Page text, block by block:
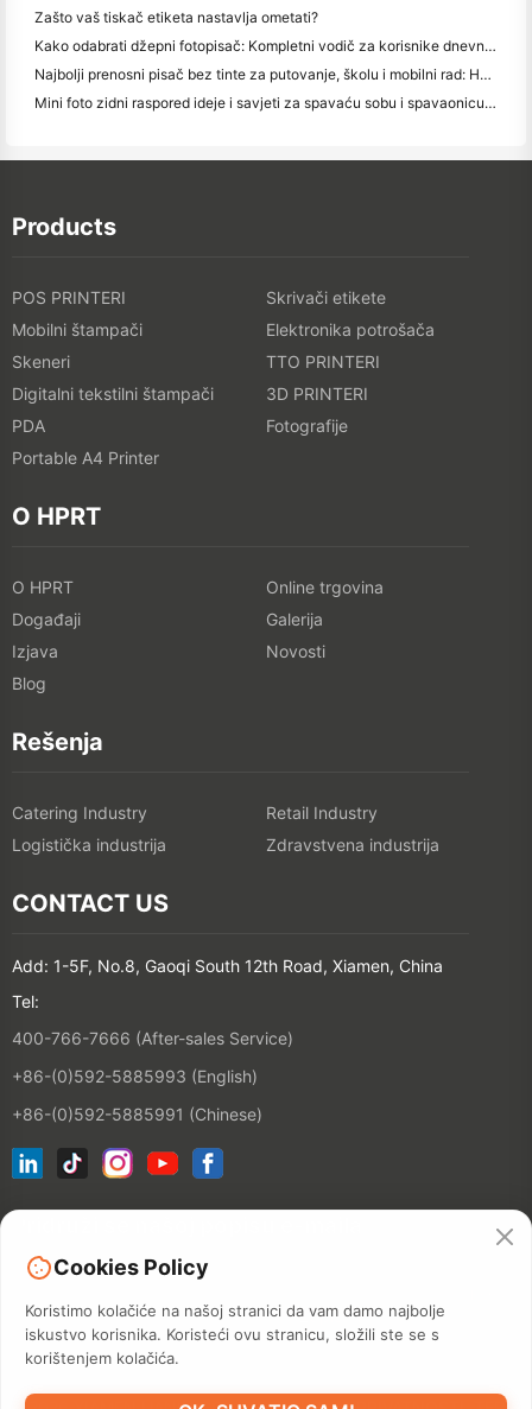
Zašto vaš tiskač etiketa nastavlja ometati?
Kako odabrati džepni fotopisač: Kompletni vodič za korisnike dnevnika, putovanja i iPhone-a
Najbolji prenosni pisač bez tinte za putovanje, školu i mobilni rad: Hanin MT620 Pro Pregled
Mini foto zidni raspored ideje i savjeti za spavaću sobu i spavaonicu ukras
Products
POS PRINTERI
Skrivači etikete
Mobilni štampači
Elektronika potrošača
Skeneri
TTO PRINTERI
Digitalni tekstilni štampači
3D PRINTERI
PDA
Fotografije
Portable A4 Printer
O HPRT
O HPRT
Online trgovina
Događaji
Galerija
Izjava
Novosti
Blog
Rešenja
Catering Industry
Retail Industry
Logistička industrija
Zdravstvena industrija
CONTACT US
Add: 1-5F, No.8, Gaoqi South 12th Road, Xiamen, China
Tel:
400-766-7666 (After-sales Service)
+86-(0)592-5885993 (English)
+86-(0)592-5885991 (Chinese)
Cookies Policy
Koristimo kolačiće na našoj stranici da vam damo najbolje
iskustvo korisnika. Koristeći ovu stranicu, složili ste se s
korištenjem kolačića.